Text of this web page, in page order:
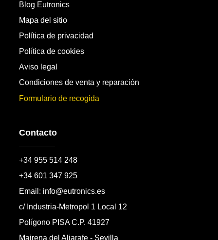
Blog Eutronics
Mapa del sitio
Política de privacidad
Política de cookies
Aviso legal
Condiciones de venta y reparación
Formulario de recogida
Contacto
+34 955 514 248
+34 601 347 925
Email: info@eutronics.es
c/ Industria-Metropol 1 Local 12
Polígono PISA C.P. 41927
Mairena del Aljarafe - Sevilla